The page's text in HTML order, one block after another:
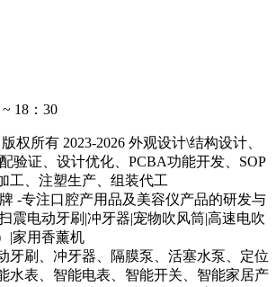
18：30
权所有 2023-2026 外观设计\结构设计、
验证、设计优化、PCBA功能开发、SOP
工、注塑生产、组装代工
-专注口腔产用品及美容仪产品的研发与
震电动牙刷|冲牙器|宠物吹风筒|高速电吹
|家用香薰机
牙刷、冲牙器、隔膜泵、活塞水泵、定位
水表、智能电表、智能开关、智能家居产